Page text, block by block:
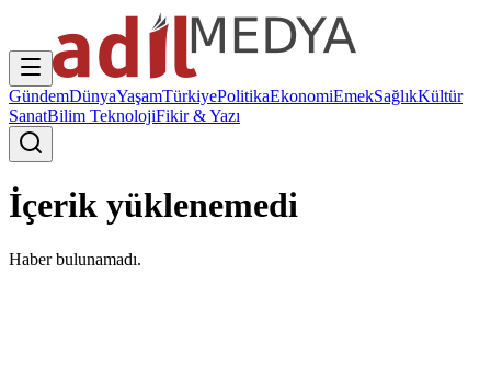
GündemDünyaYaşamTürkiyePolitikaEkonomiEmekSağlıkKültür
SanatBilim TeknolojiFikir & Yazı
İçerik yüklenemedi
Haber bulunamadı.